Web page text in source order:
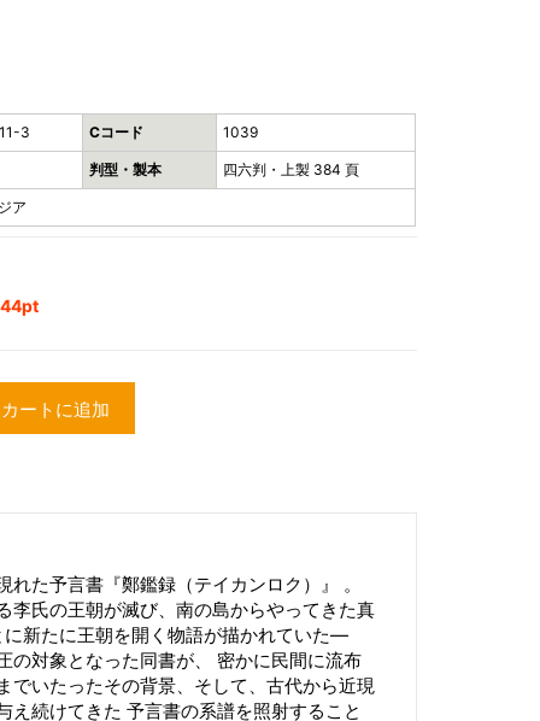
3 Cコード 1039
判型・製本 四六判・上製 384 頁
ア
カートに追加
た予言書『鄭鑑録（テイカンロク）』 。
李氏の王朝が滅び、南の島からやってきた真
新たに王朝を開く物語が描かれていた―
の対象となった同書が、 密かに民間に流布
でいたったその背景、そして、古代から近現
え続けてきた 予言書の系譜を照射すること